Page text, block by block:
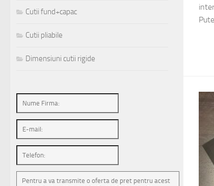
Cutii fund+capac
Cutii pliabile
Dimensiuni cutii rigide